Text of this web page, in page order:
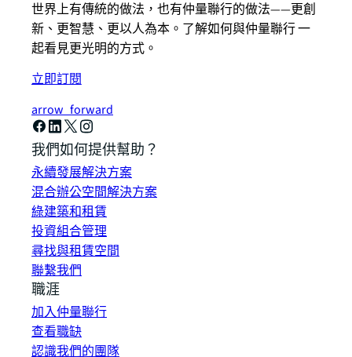
世界上有傳統的做法，也有仲量聯行的做法——更創
新、更智慧、更以人為本。了解如何與仲量聯行 一
起看見更光明的方式。
立即訂閱
arrow_forward
我們如何提供幫助？
永續發展解決方案
混合辦公空間解決方案
綠建築和租賃
投資組合管理
尋找與租賃空間
聯繫我們
職涯
加入仲量聯行
查看職缺
認識我們的團隊